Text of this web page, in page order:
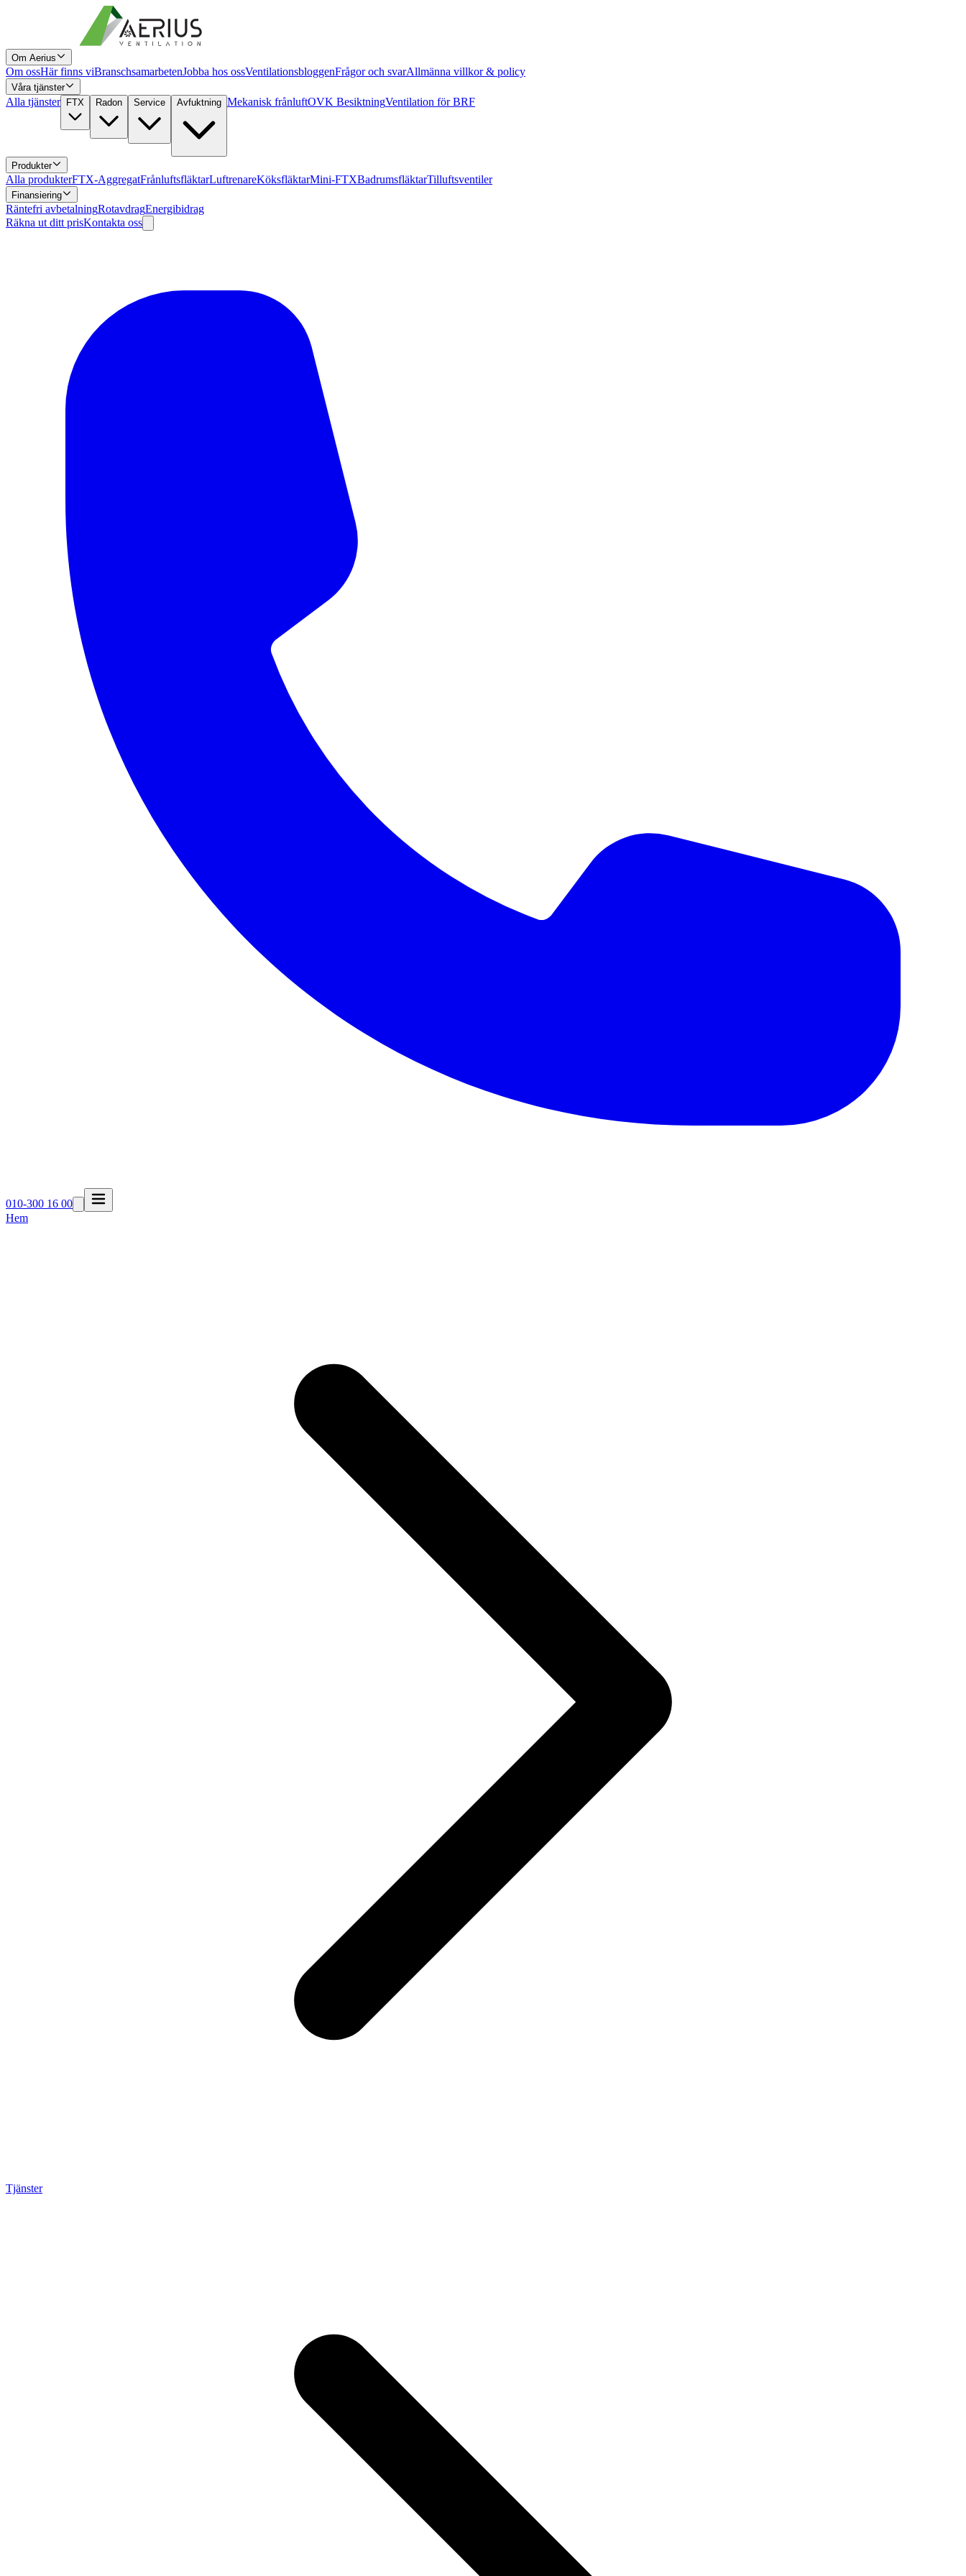
Om Aerius
Om ossHär finns viBranschsamarbetenJobba hos ossVentilationsbloggenFrågor och svarAllmänna villkor & policy
Våra tjänster
Alla tjänster FTX Radon Service Avfuktning Mekanisk frånluftOVK BesiktningVentilation för BRF
Produkter
Alla produkterFTX-AggregatFrånluftsfläktarLuftrenareKöksfläktarMini-FTXBadrumsfläktarTilluftsventiler
Finansiering
Räntefri avbetalningRotavdragEnergibidrag
Räkna ut ditt prisKontakta oss
010-300 16 00
Hem
Tjänster